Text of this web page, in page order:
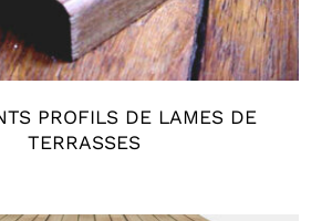
PROFILS DE LAMES DE
TERRASSES